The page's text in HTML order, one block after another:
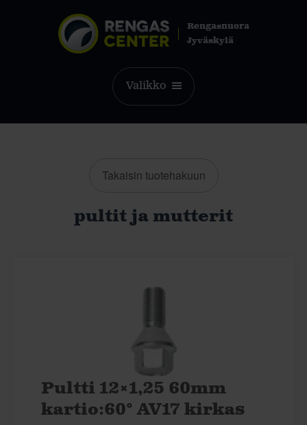
Rengasnuora
Jyväskylä
Valikko
Takaisin tuotehakuun
pultit ja mutterit
Pultti 12×1,25 60mm
kartio:60° AV17 kirkas